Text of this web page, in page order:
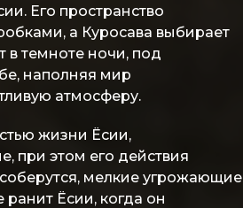
Его пространство
а Куросава выбирает
в темноте ночи, под
наполняя мир
атмосферу.
жизни Ёсии,
при этом его действия
мелкие угрожающие
Ёсии, когда он